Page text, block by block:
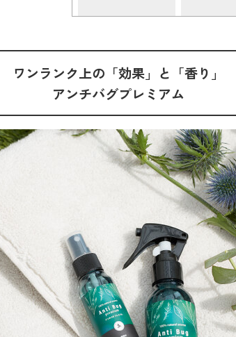
ワンランク上の「効果」と「香り」
アンチバグプレミアム